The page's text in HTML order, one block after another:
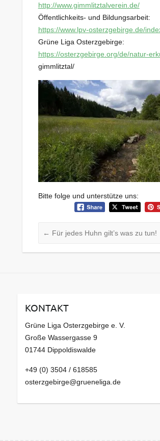
http://www.gimmlitztalverein.de/
Öffentlichkeits- und Bildungsarbeit:
https://www.lpv-osterzgebirge.de/
Grüne Liga Osterzgebirge:
https://osterzgebirge.org/de/natur-
gimmlitztal/
Bitte folge und unterstütze uns:
← Für jedes Huhn gilt’s was zu tun!
KONTAKT
Grüne Liga Osterzgebirge e. V.
Große Wassergasse 9
01744 Dippoldiswalde
+49 (0) 3504 / 618585
osterzgebirge@grueneliga.de